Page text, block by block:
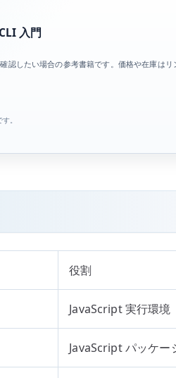
入門
認したい場合の参考書籍です。価格や在庫はリ
。
役割
JavaScript 実行環境
JavaScript パッケー